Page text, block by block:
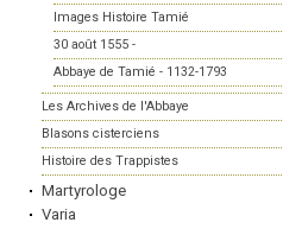
Images Histoire Tamié
30 août 1555 -
Abbaye de Tamié - 1132-1793
Les Archives de l'Abbaye
Blasons cisterciens
Histoire des Trappistes
Martyrologe
Varia